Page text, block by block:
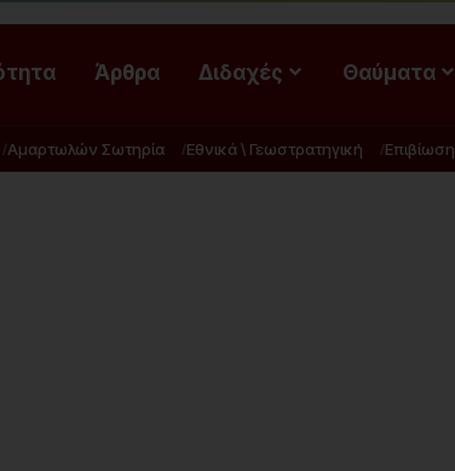
Άρθρα Διδαχές Θαύματα
Αμαρτωλών Σωτηρία Εθνικά \ Γεωστρατηγική Επιβίωση